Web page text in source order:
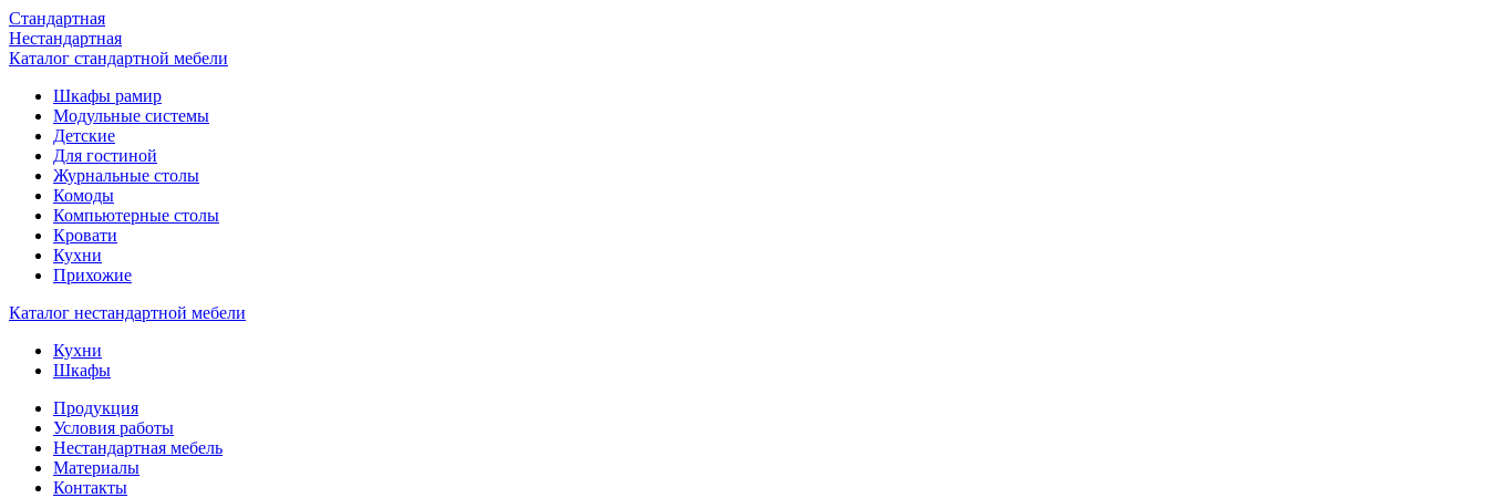
Стандартная
Нестандартная
Каталог стандартной мебели
Шкафы рамир
Модульные системы
Детские
Для гостиной
Журнальные столы
Комоды
Компьютерные столы
Кровати
Кухни
Прихожие
Каталог нестандартной мебели
Кухни
Шкафы
Продукция
Условия работы
Нестандартная мебель
Материалы
Контакты